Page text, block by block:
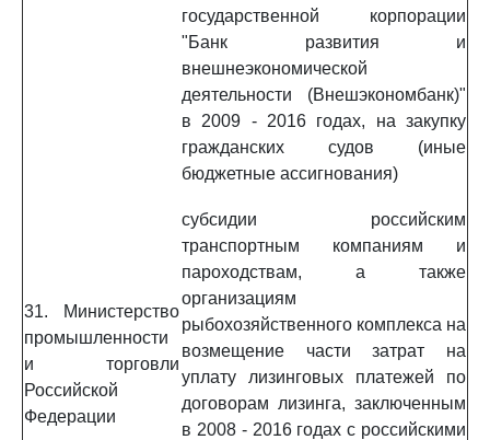
государственной корпорации
"Банк развития и
внешнеэкономической
деятельности (Внешэкономбанк)"
в 2009 - 2016 годах, на закупку
гражданских судов (иные
бюджетные ассигнования)
31. Министерство
промышленности
и торговли
Российской
Федерации
субсидии российским
транспортным компаниям и
пароходствам, а также
организациям
рыбохозяйственного комплекса на
возмещение части затрат на
уплату лизинговых платежей по
договорам лизинга, заключенным
в 2008 - 2016 годах с российскими